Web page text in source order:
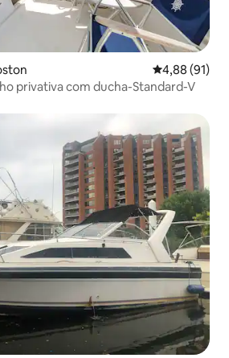
4,88 de uma
4,88 (91)
privativa com ducha-Standard-V